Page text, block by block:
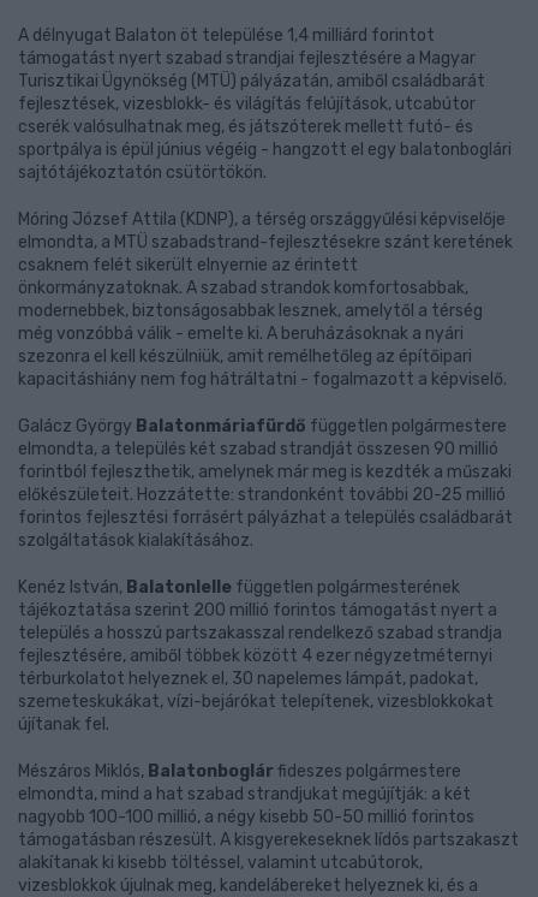
A délnyugat Balaton öt települése 1,4 milliárd forintot
támogatást nyert szabad strandjai fejlesztésére a Magyar
Turisztikai Ügynökség (MTÜ) pályázatán, amiből családbarát
fejlesztések, vizesblokk- és világítás felújítások, utcabútor
cserék valósulhatnak meg, és játszóterek mellett futó- és
sportpálya is épül június végéig - hangzott el egy balatonboglári
sajtótájékoztatón csütörtökön.
Móring József Attila (KDNP), a térség országgyűlési képviselője
elmondta, a MTÜ szabadstrand-fejlesztésekre szánt keretének
csaknem felét sikerült elnyernie az érintett
önkormányzatoknak. A szabad strandok komfortosabbak,
modernebbek, biztonságosabbak lesznek, amelytől a térség
még vonzóbbá válik - emelte ki. A beruházásoknak a nyári
szezonra el kell készülniük, amit remélhetőleg az építőipari
kapacitáshiány nem fog hátráltatni - fogalmazott a képviselő.
Galácz György Balatonmáriafürdő független polgármestere
elmondta, a település két szabad strandját összesen 90 millió
forintból fejleszthetik, amelynek már meg is kezdték a műszaki
előkészületeit. Hozzátette: strandonként további 20-25 millió
forintos fejlesztési forrásért pályázhat a település családbarát
szolgáltatások kialakításához.
Kenéz István, Balatonlelle független polgármesterének
tájékoztatása szerint 200 millió forintos támogatást nyert a
település a hosszú partszakasszal rendelkező szabad strandja
fejlesztésére, amiből többek között 4 ezer négyzetméternyi
térburkolatot helyeznek el, 30 napelemes lámpát, padokat,
szemeteskukákat, vízi-bejárókat telepítenek, vizesblokkokat
újítanak fel.
Mészáros Miklós, Balatonboglárfideszes polgármestere
elmondta, mind a hat szabad strandjukat megújítják: a két
nagyobb 100-100 millió, a négy kisebb 50-50 millió forintos
támogatásban részesült. A kisgyerekeseknek lídós partszakaszt
alakítanak ki kisebb töltéssel, valamint utcabútorok,
vizesblokkok újulnak meg, kandelábereket helyeznek ki, és a